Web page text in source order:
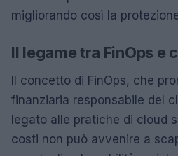
migliorando così la
Il legame tra FinOps e
Il concetto di FinOps, che
finanziaria responsabile del
legato alle pratiche di cloud
costi non può avvenire a